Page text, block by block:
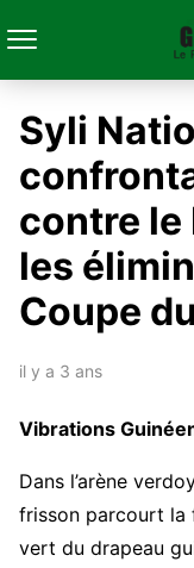
Syli
contre le
les
Coupe
il y a 3 ans
Vibrations
Dans l’arène
frisson parcourt la
vert du drapeau